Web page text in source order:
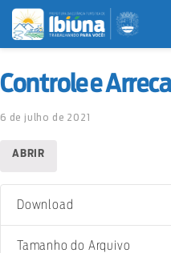
Controle e
6 de julho de 2021
ABRIR
Download
Tamanho do Arquivo